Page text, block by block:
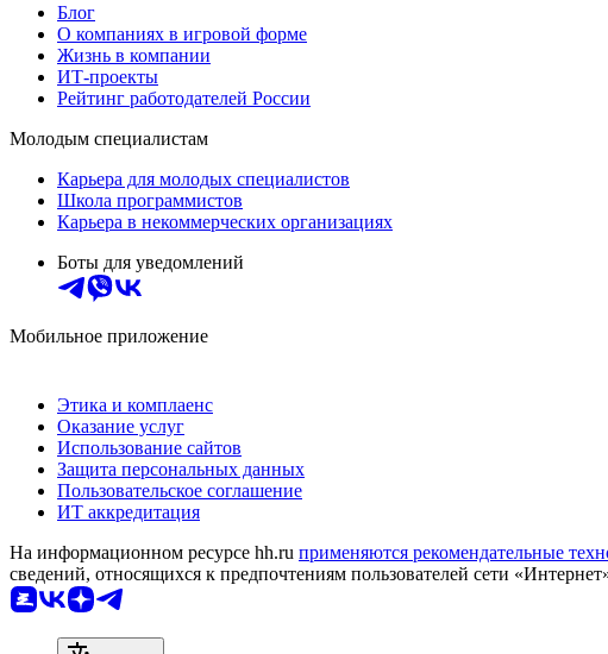
Блог
О компаниях в игровой форме
Жизнь в компании
ИТ-проекты
Рейтинг работодателей России
Молодым специалистам
Карьера для молодых специалистов
Школа программистов
Карьера в некоммерческих организациях
Боты для уведомлений
Мобильное приложение
Этика и комплаенс
Оказание услуг
Использование сайтов
Защита персональных данных
Пользовательское соглашение
ИТ аккредитация
На информационном ресурсе hh.ru применяются рекомендательные
сведений, относящихся к предпочтениям пользователей сети